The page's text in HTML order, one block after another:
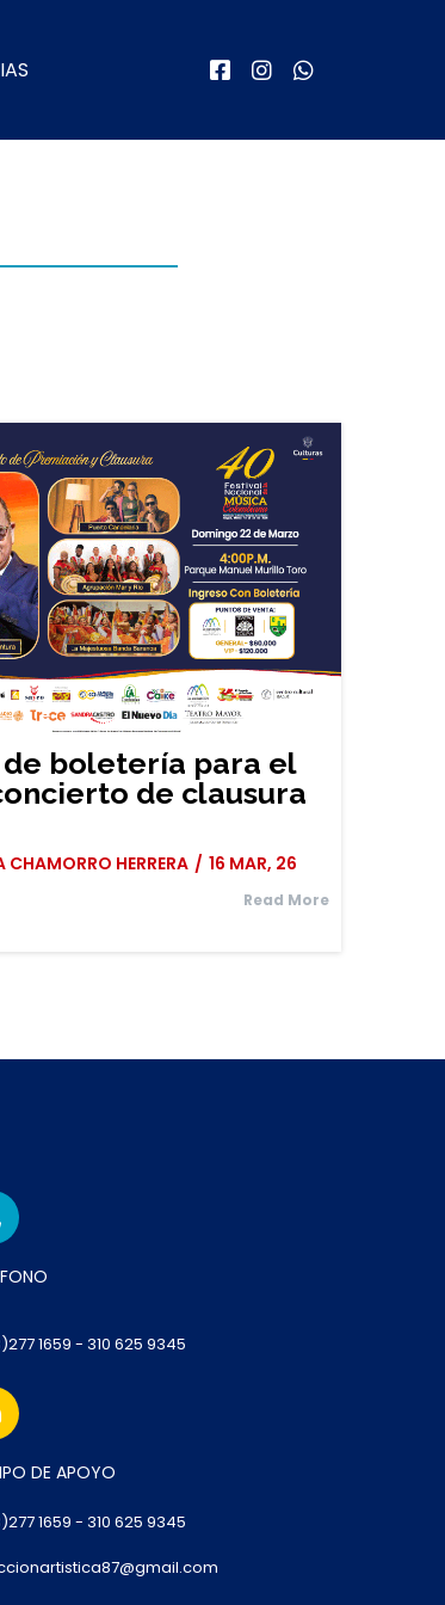
de boletería para el
de clausura
CHAMORRO HERRERA / 16 MAR, 26
Read More
1659 - 310 625 9345
DE APOYO
1659 - 310 625 9345